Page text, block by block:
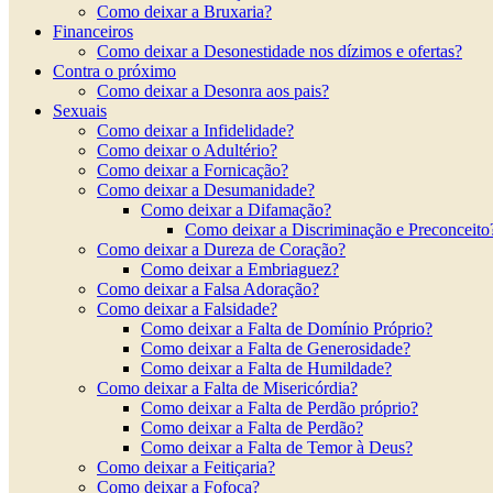
Como deixar a Bruxaria?
Financeiros
Como deixar a Desonestidade nos dízimos e ofertas?
Contra o próximo
Como deixar a Desonra aos pais?
Sexuais
Como deixar a Infidelidade?
Como deixar o Adultério?
Como deixar a Fornicação?
Como deixar a Desumanidade?
Como deixar a Difamação?
Como deixar a Discriminação e
Como deixar a Dureza de Coração?
Como deixar a Embriaguez?
Como deixar a Falsa Adoração?
Como deixar a Falsidade?
Como deixar a Falta de Domínio Próprio?
Como deixar a Falta de Generosidade?
Como deixar a Falta de Humildade?
Como deixar a Falta de Misericórdia?
Como deixar a Falta de Perdão próprio?
Como deixar a Falta de Perdão?
Como deixar a Falta de Temor à Deus?
Como deixar a Feitiçaria?
Como deixar a Fofoca?